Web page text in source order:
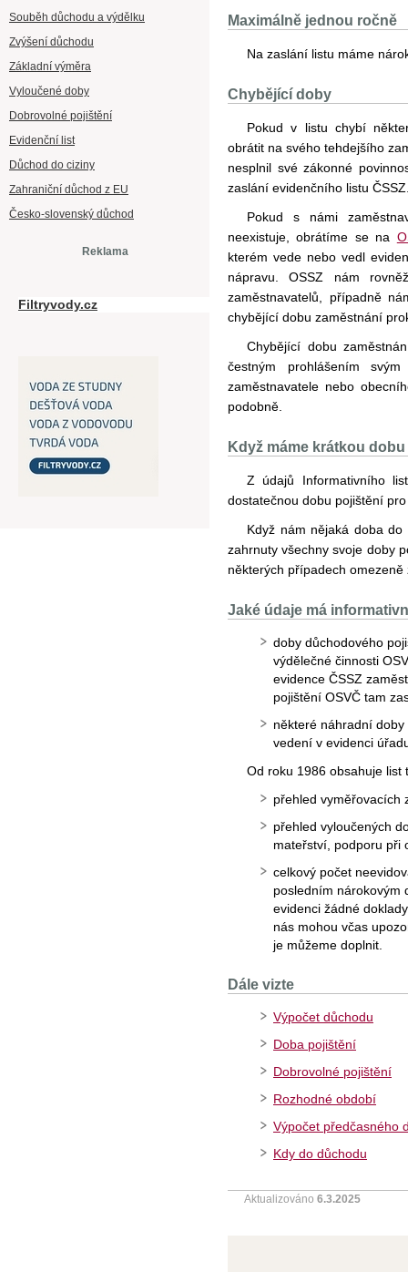
Souběh důchodu a výdělku
Zvýšení důchodu
Základní výměra
Vyloučené doby
Dobrovolné pojištění
Evidenční list
Důchod do ciziny
Zahraniční důchod z EU
Česko-slovenský důchod
Reklama
Filtryvody.cz
Maximálně jednou ročně
Na zaslání listu máme
Chybějící doby
Pokud v listu chybí
obrátit na svého tehdejšího
nesplnil své zákonné
zaslání evidenčního listu
Pokud s námi
neexistuje, obrátíme se na
kterém vede nebo vedl
nápravu. OSSZ nám
zaměstnavatelů, případně
chybějící dobu zaměstnání
Chybějící dobu
čestným prohlášením
zaměstnavatele nebo
podobně.
Když máme krátkou
Z údajů Informativního
dostatečnou dobu pojištění
Když nám nějaká doba
zahrnuty všechny svoje doby
některých případech
Jaké údaje má
doby důchodového
výdělečné činnosti
evidence ČSSZ
pojištění OSVČ tam
některé náhradní
vedení v evidenci
Od roku 1986 obsahuje list
přehled vyměřovacích
přehled vyloučených
mateřství, podporu při
celkový počet
posledním nárokovým
evidenci žádné
nás mohou včas
je můžeme doplnit.
Dále vizte
Výpočet důchodu
Doba pojištění
Dobrovolné pojištění
Rozhodné období
Výpočet předčasného
Kdy do důchodu
Aktualizováno 6.3.2025